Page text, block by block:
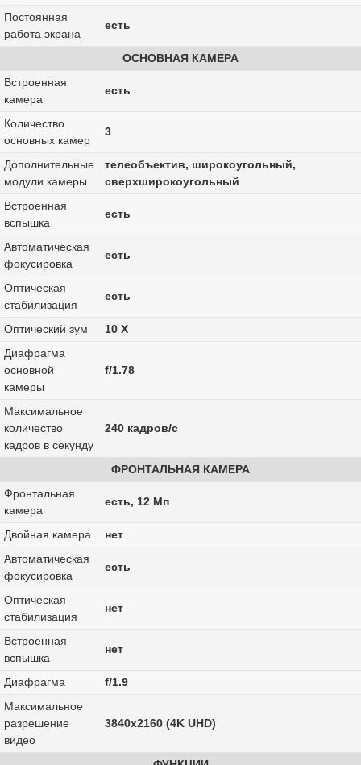
Постоянная
работа экрана
есть
ОСНОВНАЯ КАМЕРА
Встроенная
камера
есть
Количество
основных камер
3
Дополнительные
модули камеры
телеобъектив, широкоугольный,
сверхширокоугольный
Встроенная
вспышка
есть
Автоматическая
фокусировка
есть
Оптическая
стабилизация
есть
Оптический зум
10 Х
Диафрагма
основной
камеры
f/1.78
Максимальное
количество
кадров в секунду
240 кадров/с
ФРОНТАЛЬНАЯ КАМЕРА
Фронтальная
камера
есть, 12 Мп
Двойная камера
нет
Автоматическая
фокусировка
есть
Оптическая
стабилизация
нет
Встроенная
вспышка
нет
Диафрагма
f/1.9
Максимальное
разрешение
видео
3840x2160 (4K UHD)